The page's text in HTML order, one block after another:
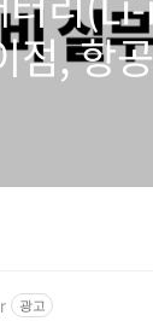
점, 항
광고